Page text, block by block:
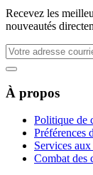
Recevez les
nouveautés
À propos
Politique de
Préférences
Services
Combat des